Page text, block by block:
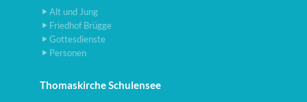
Alt und Jung
Friedhof Brügge
Gottesdienste
Personen
Thomaskirche Schulensee